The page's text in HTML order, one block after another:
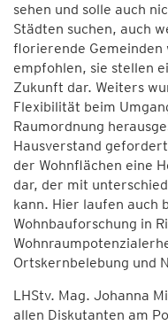
sehen und solle auch
Städten suchen, auch
florierende
empfohlen, sie stellen
Zukunft dar. Weiters
Flexibilität beim
Raumordnung
Hausverstand
der Wohnflächen eine
dar, der mit
kann. Hier laufen auch
Wohnbauforschung in
Ortskernbelebung und
LHStv. Mag. Johanna
allen Diskutanten am